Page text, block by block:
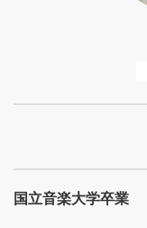
国立音楽大学卒業